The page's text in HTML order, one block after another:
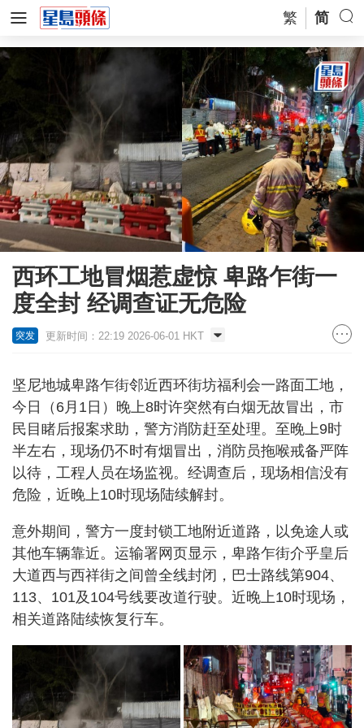
繁 简
西环工地冒烟惹虚惊 卑路乍街一
度全封 经调查证无危险
突发 更新时间：22:19 2026-06-01 HKT
坚尼地城卑路乍街邻近西环街坊福利会一路面工地，
今日（6月1日）晚上8时许突然有白烟无故冒出，市
民目睹后报案求助，警方消防赶至处理。至晚上9时
半左右，现场仍不时有烟冒出，消防员拖喉戒备严阵
以待，工程人员在场监视。经调查后，现场相信没有
危险，近晚上10时现场陆续解封。
意外期间，警方一度封锁工地附近道路，以免途人或
其他车辆靠近。运输署网页显示，卑路乍街介乎皇后
大道西与西祥街之间曾全线封闭，巴士路线第904、
113、101及104号线要改道行驶。近晚上10时现场，
相关道路陆续恢复行车。